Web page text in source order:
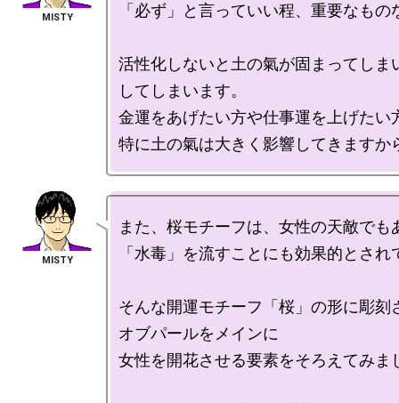
「必ず」と言っていい程、重要なもの
活性化しないと土の氣が固まってしま
してしまいます。
金運をあげたい方や仕事運を上げたい
また、桜モチーフは、女性の天敵でも
「水毒」を流すことにも効果的とされ
そんな開運モチーフ「桜」の形に彫刻
オブパールをメインに
女性を開花させる要素をそろえてみま